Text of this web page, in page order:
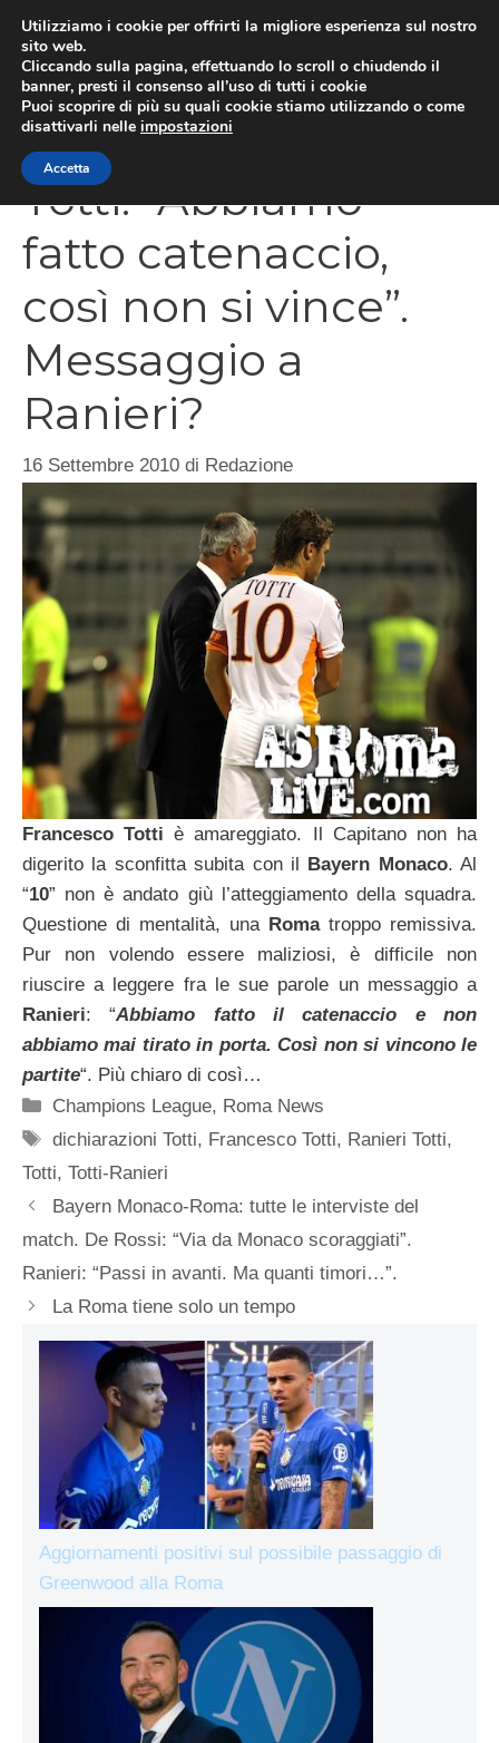
contenuto
Totti: “Abbiamo
fatto catenaccio,
così non si vince”.
Messaggio a
Ranieri?
16 Settembre 2010 di Redazione
Francesco Totti è amareggiato. Il Capitano non ha
digerito la sconfitta subita con il Bayern Monaco. Al
“10” non è andato giù l’atteggiamento della squadra.
Questione di mentalità, una Romatroppo remissiva.
Pur non volendo essere maliziosi, è difficile non
riuscire a leggere fra le sue parole un messaggio a
Ranieri: “Abbiamo fatto il catenaccio e non
abbiamo mai tirato in porta. Così non si vincono le
partite“. Più chiaro di così…
Categorie
Champions League, Roma News
Tag
dichiarazioni Totti, Francesco Totti, Ranieri Totti,
Totti, Totti-Ranieri
Bayern Monaco-Roma: tutte le interviste del
match. De Rossi: “Via da Monaco scoraggiati”.
Ranieri: “Passi in avanti. Ma quanti timori…”.
La Roma tiene solo un tempo
Aggiornamenti positivi sul possibile passaggio di
Greenwood alla Roma
Utilizziamo i cookie per offrirti la migliore esperienza sul nostro
sito web.
Cliccando sulla pagina, effettuando lo scroll o chiudendo il
banner, presti il consenso all’uso di tutti i cookie
Puoi scoprire di più su quali cookie stiamo utilizzando o come
disattivarli nelle impostazioni
Accetta